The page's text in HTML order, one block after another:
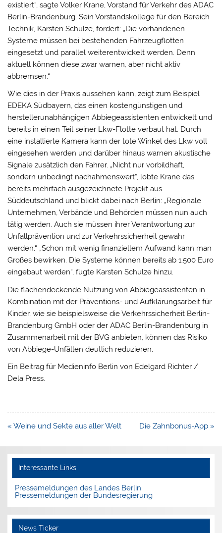
existiert“, sagte Volker Krane, Vorstand für Verkehr des ADAC
Berlin-Brandenburg. Sein Vorstandskollege für den Bereich
Technik, Karsten Schulze, fordert: „Die vorhandenen
Systeme müssen bei bestehenden Fahrzeugflotten
eingesetzt und parallel weiterentwickelt werden. Denn
aktuell können diese zwar warnen, aber nicht aktiv
abbremsen.“
Wie dies in der Praxis aussehen kann, zeigt zum Beispiel
EDEKA Südbayern, das einen kostengünstigen und
herstellerunabhängigen Abbiegeassistenten entwickelt und
bereits in einen Teil seiner Lkw-Flotte verbaut hat. Durch
eine installierte Kamera kann der tote Winkel des Lkw voll
eingesehen werden und darüber hinaus warnen akustische
Signale zusätzlich den Fahrer. „Nicht nur vorbildhaft,
sondern unbedingt nachahmenswert“, lobte Krane das
bereits mehrfach ausgezeichnete Projekt aus
Süddeutschland und blickt dabei nach Berlin: „Regionale
Unternehmen, Verbände und Behörden müssen nun auch
tätig werden. Auch sie müssen ihrer Verantwortung zur
Unfallprävention und zur Verkehrssicherheit gewahr
werden.“ „Schon mit wenig finanziellem Aufwand kann man
Großes bewirken. Die Systeme können bereits ab 1.500 Euro
eingebaut werden“, fügte Karsten Schulze hinzu.
Die flächendeckende Nutzung von Abbiegeassistenten in
Kombination mit der Präventions- und Aufklärungsarbeit für
Kinder, wie sie beispielsweise die Verkehrssicherheit Berlin-
Brandenburg GmbH oder der ADAC Berlin-Brandenburg in
Zusammenarbeit mit der BVG anbieten, können das Risiko
von Abbiege-Unfällen deutlich reduzieren.
Ein Beitrag für Medieninfo Berlin von Edelgard Richter /
Dela Press.
Beitragsnavigation
« Weine und Sekte aus aller Welt Die Zahnbonus-App »
Interessante Links
Pressemeldungen des Landes Berlin
Pressemeldungen der Bundesregierung
News Ticker